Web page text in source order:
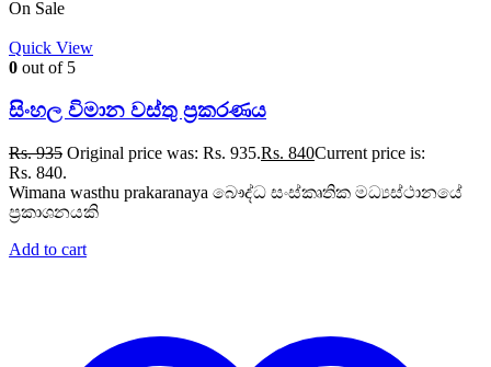
On Sale
Quick View
0 out of 5
සිංහල විමාන වස්තු ප්‍රකරණය
Rs.935 Original price was: Rs. 935.Rs. 840Current price is:
Rs. 840.
Wimana wasthu prakaranaya බෞද්ධ සංස්කෘතික මධ්‍යස්ථානයේ
ප්‍රකාශනයකි
Add to cart